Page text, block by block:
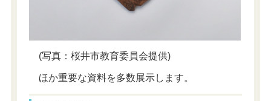
(写真：桜井市教育委員会提供)
ほか重要な資料を多数展示します。